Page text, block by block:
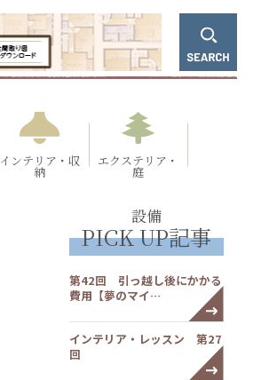
インテリア・収
納
エクステリア・
庭
設備
PICK UP記事
第42回 引っ越し後にかかる
費用【夢のマイ…
インテリア・レッスン 第27
回